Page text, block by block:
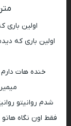
اولین
اولین باری که
خنده هات
شدم روانیتو
فقط اون نگاه